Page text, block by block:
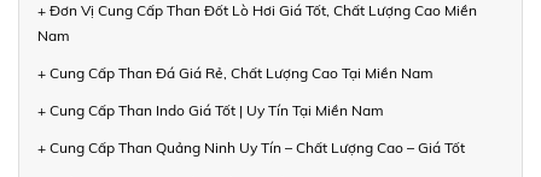
+ Đơn Vị Cung Cấp Than Đốt Lò Hơi Giá Tốt, Chất Lượng Cao Miền
Nam
+ Cung Cấp Than Đá Giá Rẻ, Chất Lượng Cao Tại Miền Nam
+ Cung Cấp Than Indo Giá Tốt | Uy Tín Tại Miền Nam
+ Cung Cấp Than Quảng Ninh Uy Tín – Chất Lượng Cao – Giá Tốt